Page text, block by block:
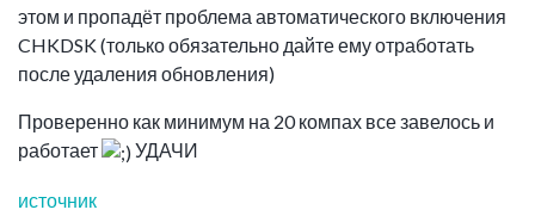
этом и пропадёт проблема автоматического включения
CHKDSK (только обязательно дайте ему отработать
после удаления обновления)
Проверенно как минимум на 20 компах все завелось и
работает
УДАЧИ
источник